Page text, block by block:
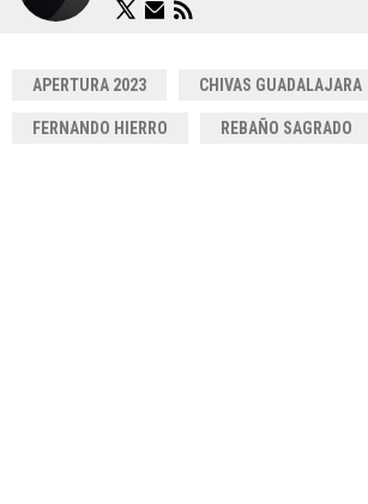
APERTURA 2023 CHIVAS GUADALAJARA
FERNANDO HIERRO REBAÑO SAGRADO